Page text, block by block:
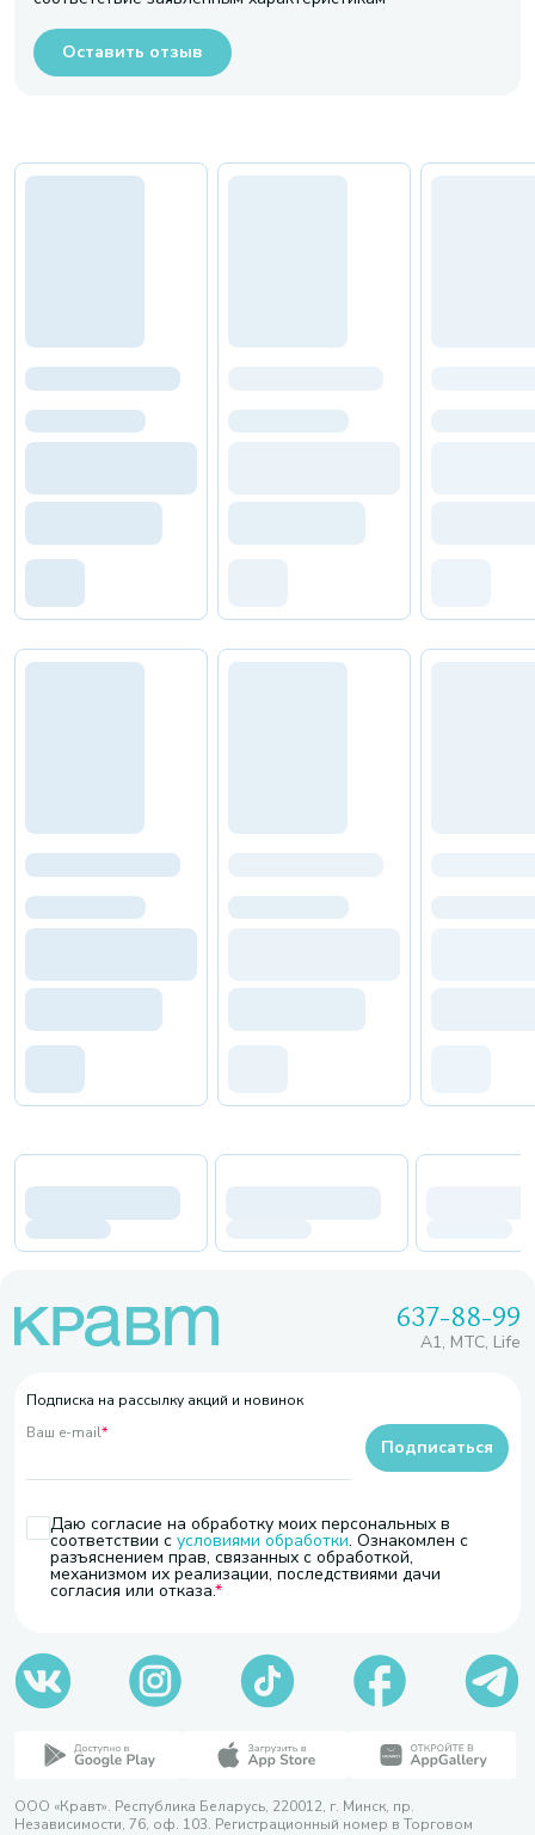
Оставить отзыв
637-88-99
A1, МТС, Life
Подписка на рассылку акций и новинок
Ваш e-mail*
Даю согласие на обработку моих персональных в
соответствии с условиями обработки. Ознакомлен с
разъяснением прав, связанных с обработкой,
механизмом их реализации, последствиями дачи
согласия или отказа.
Подписаться
ООО «Кравт». Республика Беларусь, 220012, г. Минск, пр.
Независимости, 76, оф. 103. Регистрационный номер в Торговом